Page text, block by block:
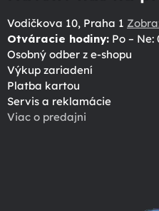
Vodičkova 10, Praha 1
Otváracie hodiny: Po – Ne:
Osobný odber z e-shopu
Výkup zariadení
Platba kartou
Servis a reklamácie
Viac o predajni